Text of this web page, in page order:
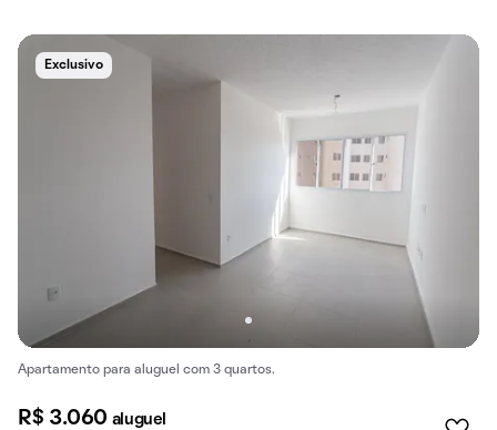
Exclusivo
Apartamento para aluguel com 3 quartos.
R$ 3.060 aluguel